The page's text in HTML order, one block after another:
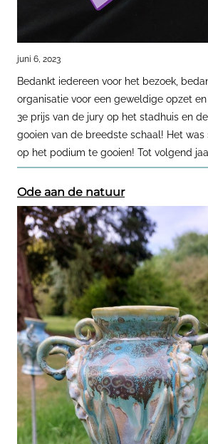
juni 6, 2023
Bedankt iedereen voor het bezoek,
organisatie voor een geweldige opzet
3e prijs van de jury op het stadhuis en
gooien van de breedste schaal! Het
op het podium te gooien! Tot volgend
Ode aan de natuur